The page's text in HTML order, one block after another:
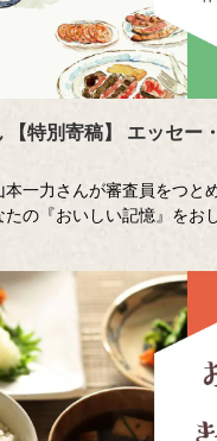
【特別寄稿】 エッセー
一力さんが審査員をつと
の『おいしい記憶』をお